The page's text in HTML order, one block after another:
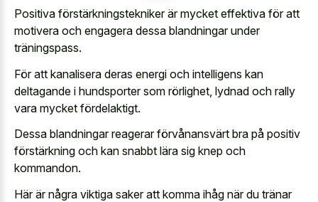
Positiva förstärkningstekniker är mycket effektiva för att
motivera och engagera dessa blandningar under
träningspass.
För att kanalisera deras energi och intelligens kan
deltagande i hundsporter som rörlighet, lydnad och rally
vara mycket fördelaktigt.
Dessa blandningar reagerar förvånansvärt bra på positiv
förstärkning och kan snabbt lära sig knep och
kommandon.
Här är några viktiga saker att komma ihåg när du tränar